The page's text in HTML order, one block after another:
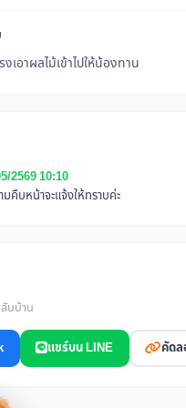
เอาผลไม้เข้าไปให้น้องทาน
2569 10:10
คืบหน้าจะแจ้งให้ทราบค่ะ
บบ้าน
แชร์บน LINE คัด